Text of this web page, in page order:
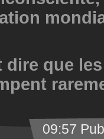
dire que
09:57